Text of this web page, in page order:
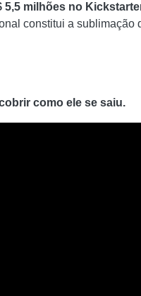
5,5 milhões no
constitui a sublimação
como ele se saiu.